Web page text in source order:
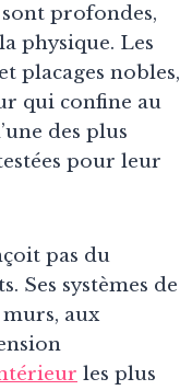
profondes,
physique. Les
placages nobles,
qui confine au
des plus
pour leur
pas du
Ses systèmes de
aux
les plus